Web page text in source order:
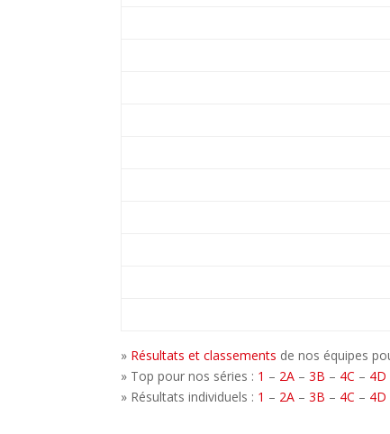
» Résultats et classements de nos équipes
» Top pour nos séries : 1 – 2A –3B – 4C – 4D
» Résultats individuels : 1 – 2A –3B – 4C – 4D